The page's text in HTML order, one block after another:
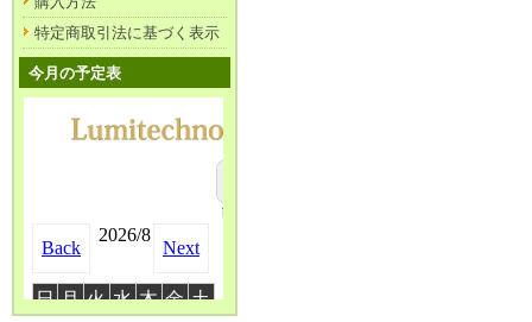
特定商取引法に基づく表示
今月の予定表